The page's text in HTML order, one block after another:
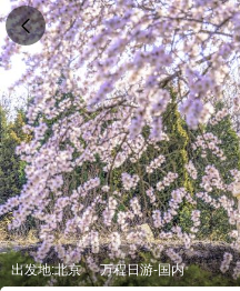
出发地:北京 万程日游-国内
